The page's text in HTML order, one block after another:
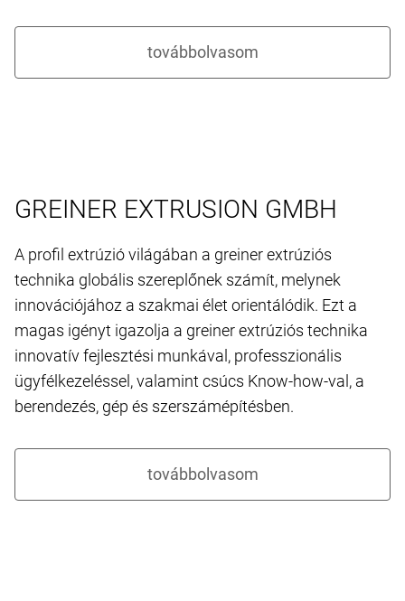
GREINER EXTRUSION GMBH
A profil extrúzió világában a greiner extrúziós
technika globális szereplőnek számít, melynek
innovációjához a szakmai élet orientálódik. Ezt a
magas igényt igazolja a greiner extrúziós technika
innovatív fejlesztési munkával, professzionális
ügyfélkezeléssel, valamint csúcs Know-how-val, a
berendezés, gép és szerszámépítésben.